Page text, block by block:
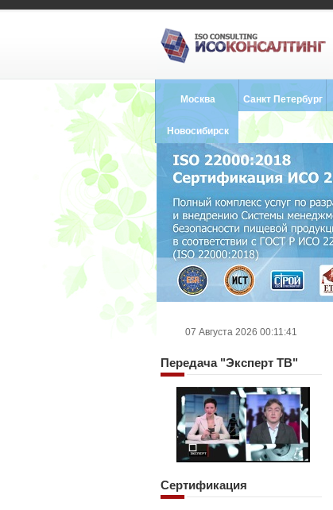
Москва Санкт Петербург
8 (812) 748-2493
Новосибирск
8 (383) 227-8449
07 Августа 2026 00:11:41
Передача"Эксперт ТВ"
Сертификация